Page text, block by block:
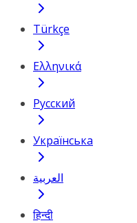
Türkçe
Ελληνικά
Русский
Українська
العربية
हिन्दी